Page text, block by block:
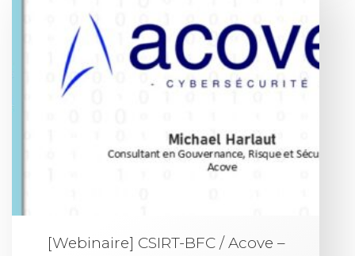
[Webinaire] CSIRT-BFC / Acove –